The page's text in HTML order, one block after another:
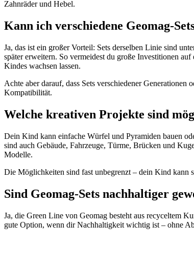
Zahnräder und Hebel.
Kann ich verschiedene Geomag-
Ja, das ist ein großer Vorteil: Sets derselben Linie sind
später erweitern. So vermeidest du große Investitionen
Kindes wachsen lassen.
Achte aber darauf, dass Sets verschiedener
Kompatibilität.
Welche kreativen Projekte sind
Dein Kind kann einfache Würfel und Pyramiden bauen
sind auch Gebäude, Fahrzeuge, Türme, Brücken und
Modelle.
Die Möglichkeiten sind fast unbegrenzt – dein Kind kann
Sind Geomag-Sets nachhaltiger
Ja, die Green Line von Geomag besteht aus recyceltem
gute Option, wenn dir Nachhaltigkeit wichtig ist – ohne